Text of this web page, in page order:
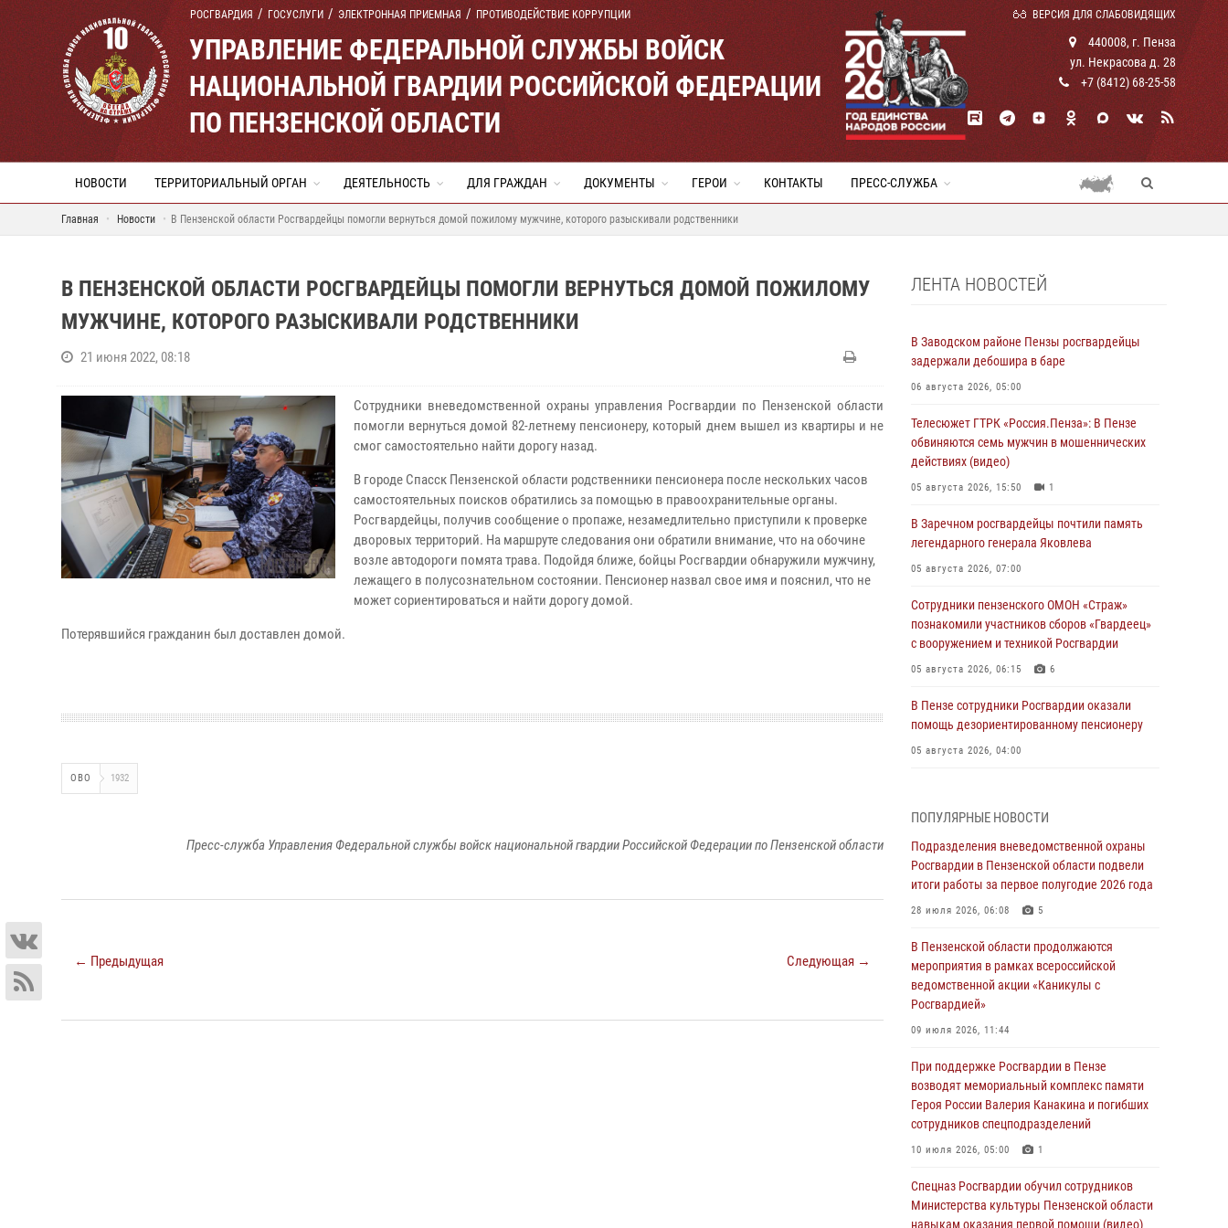
РОСГВАРДИЯ ГОСУСЛУГИ ЭЛЕКТРОННАЯ ПРИЕМНАЯ ПРОТИВОДЕЙСТВИЕ КОРРУПЦИИ ВЕРСИЯ ДЛЯ СЛАБОВИДЯЩИХ
УПРАВЛЕНИЕ ФЕДЕРАЛЬНОЙ СЛУЖБЫ ВОЙСК
НАЦИОНАЛЬНОЙ ГВАРДИИ РОССИЙСКОЙ ФЕДЕРАЦИИ
ПО ПЕНЗЕНСКОЙ ОБЛАСТИ
440008, г. Пенза
ул. Некрасова д. 28
+7 (8412) 68-25-58
НОВОСТИ ТЕРРИТОРИАЛЬНЫЙ ОРГАН ДЕЯТЕЛЬНОСТЬ ДЛЯ ГРАЖДАН ДОКУМЕНТЫ ГЕРОИ КОНТАКТЫ ПРЕСС-СЛУЖБА
Главная Новости В Пензенской области Росгвардейцы помогли вернуться домой пожилому мужчине, которого разыскивали родственники
В ПЕНЗЕНСКОЙ ОБЛАСТИ РОСГВАРДЕЙЦЫ ПОМОГЛИ ВЕРНУТЬСЯ ДОМОЙ ПОЖИЛОМУ
МУЖЧИНЕ, КОТОРОГО РАЗЫСКИВАЛИ РОДСТВЕННИКИ
21 июня 2022, 08:18
Сотрудники вневедомственной охраны управления Росгвардии по Пензенской области
помогли вернуться домой 82-летнему пенсионеру, который днем вышел из квартиры и не
смог самостоятельно найти дорогу назад.
В городе Спасск Пензенской области родственники пенсионера после нескольких часов
самостоятельных поисков обратились за помощью в правоохранительные органы.
Росгвардейцы, получив сообщение о пропаже, незамедлительно приступили к проверке
дворовых территорий. На маршруте следования они обратили внимание, что на обочине
возле автодороги помята трава. Подойдя ближе, бойцы Росгвардии обнаружили мужчину,
лежащего в полусознательном состоянии. Пенсионер назвал свое имя и пояснил, что не
может сориентироваться и найти дорогу домой.
Потерявшийся гражданин был доставлен домой.
ОВО 1932
Пресс-служба Управления Федеральной службы войск национальной гвардии Российской Федерации по Пензенской области
← Предыдущая Следующая →
ЛЕНТА НОВОСТЕЙ
В Заводском районе Пензы росгвардейцы
задержали дебошира в баре
06 августа 2026, 05:00
Телесюжет ГТРК «Россия.Пенза»: В Пензе
обвиняются семь мужчин в мошеннических
действиях (видео)
05 августа 2026, 15:50 1
В Заречном росгвардейцы почтили память
легендарного генерала Яковлева
05 августа 2026, 07:00
Сотрудники пензенского ОМОН «Страж»
познакомили участников сборов «Гвардеец»
с вооружением и техникой Росгвардии
05 августа 2026, 06:15 6
В Пензе сотрудники Росгвардии оказали
помощь дезориентированному пенсионеру
05 августа 2026, 04:00
маскировавшейся под реабилитационный
центр (видео)
04 августа 2026, 07:05 4 1
В Управлении Росгвардии по Пензенской
полугодие 2026 года
04 августа 2026, 06:08
Росгвардия обеспечила безопасность
праздничных мероприятий в День ВДВ в
03 августа 2026, 07:14 1
В Пензе сотрудники Росгвардии задержали
мужчину, который криками и нецензурной
бранью напугал жильцов многоквартирного
03 августа 2026, 05:59
ПОПУЛЯРНЫЕ НОВОСТИ
Подразделения вневедомственной охраны
Росгвардии в Пензенской области подвели
итоги работы за первое полугодие 2026 года
28 июля 2026, 06:08 5
В Пензенской области продолжаются
мероприятия в рамках всероссийской
ведомственной акции «Каникулы с
Росгвардией»
09 июля 2026, 11:44
При поддержке Росгвардии в Пензе
возводят мемориальный комплекс памяти
Героя России Валерия Канакина и погибших
сотрудников спецподразделений
10 июля 2026, 05:00 1
Спецназ Росгвардии обучил сотрудников
Министерства культуры Пензенской области
навыкам оказания первой помощи (видео)